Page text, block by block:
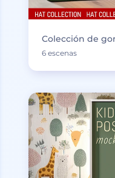
Colección de
6 escenas